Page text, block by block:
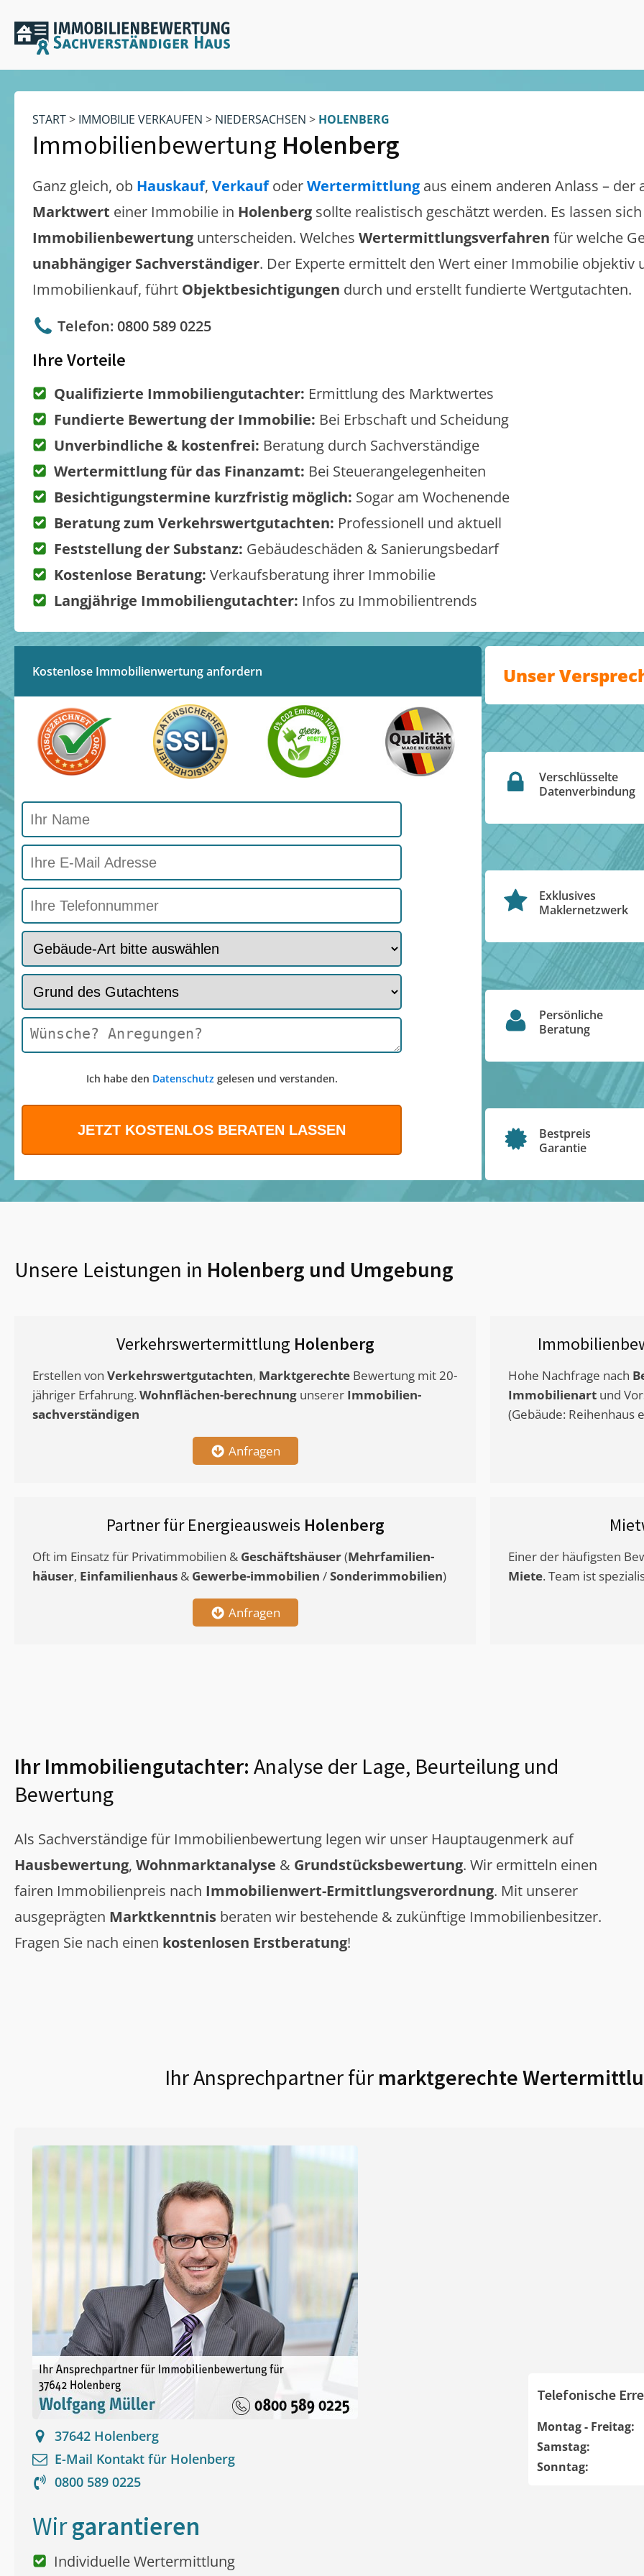
START> IMMOBILIE VERKAUFEN > NIEDERSACHSEN > HOLENBERG
Immobilienbewertung Holenberg
Ganz gleich, ob Hauskauf, VerkaufoderWertermittlung aus einem anderen Anlass – der
Marktwert einer Immobilie in Holenberg sollte realistisch geschätzt werden. Es lassen
Immobilienbewertung unterscheiden. Welches Wertermittlungsverfahren für welche
unabhängiger Sachverständiger. Der Experte ermittelt den Wert einer Immobilie objektiv
Immobilienkauf, führt Objektbesichtigungen durch und erstellt fundierte Wertgutachten.
Telefon: 0800 589 0225
Ihre Vorteile
Qualifizierte Immobiliengutachter: Ermittlung des Marktwertes
Fundierte Bewertung der Immobilie: Bei Erbschaft und Scheidung
Unverbindliche & kostenfrei: Beratung durch Sachverständige
Wertermittlung für das Finanzamt: Bei Steuerangelegenheiten
Besichtigungstermine kurzfristig möglich: Sogar am Wochenende
Beratung zum Verkehrswertgutachten: Professionell und aktuell
Feststellung der Substanz: Gebäudeschäden & Sanierungsbedarf
Kostenlose Beratung: Verkaufsberatung ihrer Immobilie
Langjährige Immobiliengutachter: Infos zu Immobilientrends
Kostenlose Immobilienwertung anfordern
Ich habe den Datenschutzgelesen und verstanden.
Unser
Verschlüsselte
Datenverbindung
Exklusives
Maklernetzwerk
Persönliche
Beratung
Bestpreis
Garantie
Unsere Leistungen in Holenberg und Umgebung
Verkehrswertermittlung Holenberg
Erstellen von Verkehrswertgutachten, Marktgerechte Bewertung mit 20-
jähriger Erfahrung. Wohnflächen-berechnung unserer Immobilien-
sachverständigen
Anfragen
Hohe Nachfrage nach
Immobilienart und
(Gebäude: Reihenhaus
Partner für Energieausweis Holenberg
Oft im Einsatz für Privatimmobilien & Geschäftshäuser(Mehrfamilien-
häuser, Einfamilienhaus & Gewerbe-immobilien /Sonderimmobilien)
Anfragen
Einer der häufigsten
Miete. Team ist
Ihr Immobiliengutachter: Analyse der Lage, Beurteilung und
Bewertung
Als Sachverständige für Immobilienbewertung legen wir unser Hauptaugenmerk auf
Hausbewertung, Wohnmarktanalyse & Grundstücksbewertung. Wir ermitteln einen
fairen Immobilienpreis nach Immobilienwert-Ermittlungsverordnung. Mit unserer
ausgeprägten Marktkenntnis beraten wir bestehende & zukünftige Immobilienbesitzer.
Fragen Sie nach einen kostenlosen Erstberatung!
Ihr Ansprechpartner für marktgerechte
37642 Holenberg
E-Mail Kontakt für Holenberg
0800 589 0225
Telefonische
Montag - Freitag:
Samstag:
Sonntag:
Wirgarantieren
Individuelle Wertermittlung